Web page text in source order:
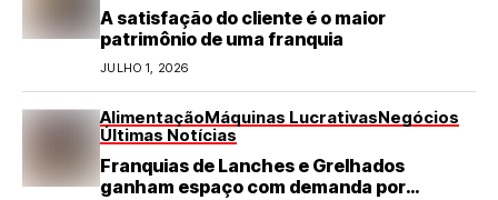
A satisfação do cliente é o maior
patrimônio de uma franquia
JULHO 1, 2026
AlimentaçãoMáquinas LucrativasNegócios
Últimas Notícias
Franquias de Lanches e Grelhados
ganham espaço com demanda por